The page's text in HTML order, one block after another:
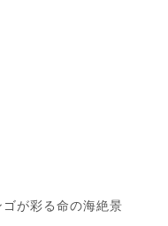
ゴが彩る命の海絶景